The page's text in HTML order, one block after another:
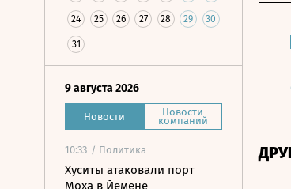
24 25 26 27 28 29 30
31
9 августа 2026
Новости Новости
компаний
10:33 / Политика
Хуситы атаковали порт
Моха в Йемене